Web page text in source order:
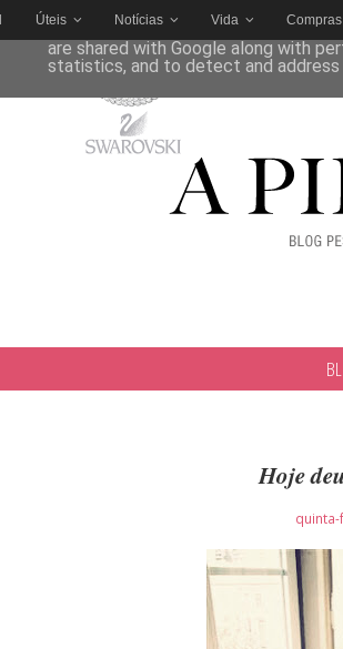
Úteis Notícias Vida Compras
Hoje
quinta-
This site uses cookies from Google
are shared with Google along with
statistics, and to detect and address